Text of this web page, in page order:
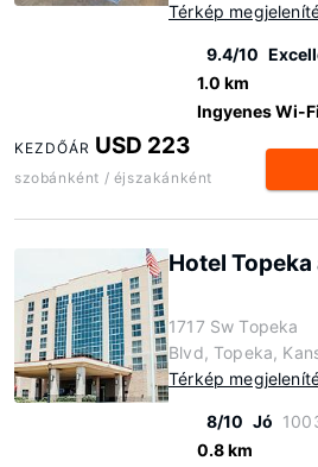
Térkép
9.4/10
1.0 km
Ingyenes Wi-Fi
KEZDŐÁR USD 223
szobánként / éjszakánként
Hotel
1717 Sw Topeka
Blvd, Topeka,
Térkép
8/10 Jó
0.8 km